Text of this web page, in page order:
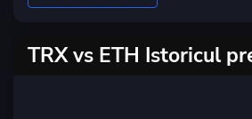
TRX vs ETH Istoricul